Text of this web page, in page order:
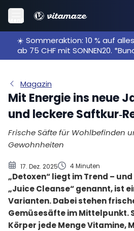
Menü
☀️ Sommeraktion: 10 % auf alles
ab 75 CHF mit SONNEN20.
Magazin
Mit Energie ins neue
und leckere
Frische Säfte für Wohlbefinden
Gewohnheiten
17. Dez. 2025 4 Minuten
„Detoxen“ liegt im Trend –
„Juice Cleanse“ genannt, ist
Varianten. Dabei stehen
Gemüsesäfte im Mittelpunkt.
Körper jede Menge Vitamine,
Doch was genau verbirgt
achten?
Saftkur vorbereiten
So geht es nach der Saftkur
Saftkur: Selbst herstellen